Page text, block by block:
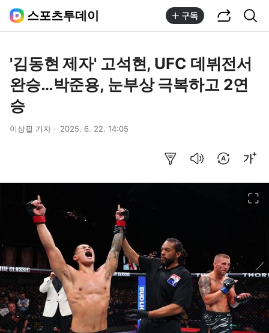
스포츠투데이 구독
'김동현 제자' 고석현, UFC 데뷔전서
완승…박준용, 눈부상 극복하고 2연
승
이상필 기자 2025. 6. 22. 14:05